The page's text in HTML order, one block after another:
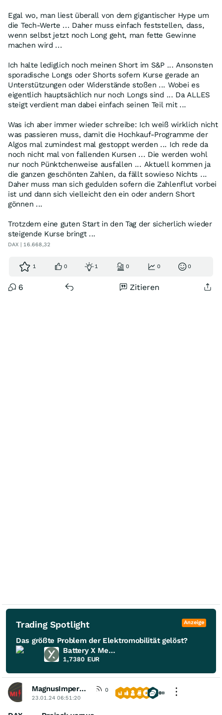
Egal wo, man liest überall von dem gigantischer Hype um
die Tech-Werte ... Daher muss einfach feststellen, dass,
wenn selbst jetzt noch Long geht, man fette Gewinne
machen wird ...
Ich halte lediglich noch meinen Short im S&P ... Ansonsten
sporadische Longs oder Shorts sofern Kurse gerade an
Unterstützungen oder Widerstände stoßen ... Wobei es
eigentlich hauptsächlich nur noch Longs sind ... Da ALLES
steigt verdient man dabei einfach seinen Teil mit ...
Was ich aber immer wieder schreibe: Ich weiß wirklich nicht
was passieren muss, damit die Hochkauf-Programme der
Algos mal zumindest mal gestoppt werden ... Ich rede da
noch nicht mal von fallenden Kursen ... Die werden wohl
nur noch Pünktchenweise ausfallen ... Aktuell kommen ja
die ganzen geschönten Zahlen, da fällt sowieso Nichts ...
Daher muss man sich gedulden sofern die Zahlenflut vorbei
ist und dann sich vielleicht den ein oder andern Short
gönnen ...
Trotzdem eine guten Start in den Tag der sicherlich wieder
steigende Kurse bringt ...
DAX | 16.668,32
1 0 1 0 0 0
6 Zitieren
Trading Spotlight Anzeige
Das größte Problem der Elektromobilität gelöst?
Battery X Metals
1,7380 EUR
MagnusImperata
0
23.01.24 06:51:20